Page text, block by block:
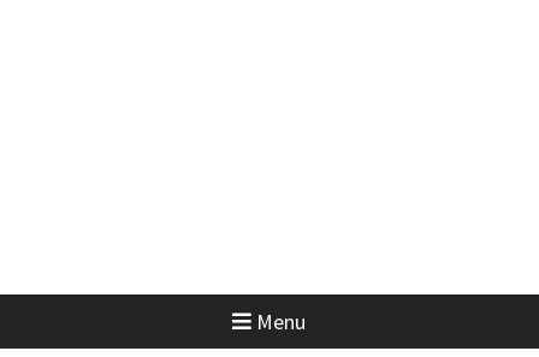
Menu